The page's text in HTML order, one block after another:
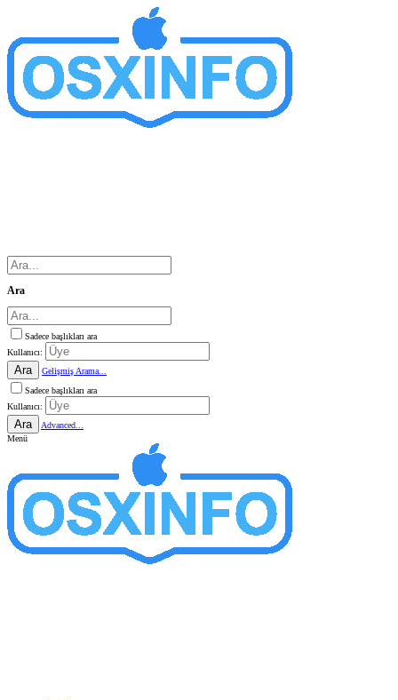
Ara
Sadece başlıkları ara
Kullanıcı:
Ara
Gelişmiş Arama...
Sadece başlıkları ara
Kullanıcı:
Ara
Advanced...
Menü